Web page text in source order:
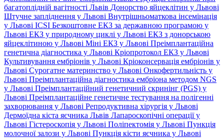
багатоплідній вагітності Львів Донорство яйцеклітин у Львові
Штучне запліднення у Львові Внутрішньоматкова інсемінація
у Львові ICSI Безкоштовне ЕКЗ за державною програмою у
Львові ЕКЗ у природному циклі у Львові ЕКЗ з донорською
яйцеклітиною у Львові Міні ЕКЗ у Львові Преімплантаційна
генетична діагностика у Львові Кріопротокол ЕКЗ у Львові
Культивування ембріонів у Львові Кріоконсервація ембріонів у
Львові Сурогатне материнство у Львові Онкофертильність у
Львові Преімплантаційна діагностика ембріона методом NGS
у Львові Преімплантаційний генетичний скринінг (PGS) у
Львові Преімплантаційне генетичне тестування на полігенні
захворювання у Львові Репродуктивна хірургія у Львові
Дермоїдна кіста яєчника Львів Лапароскопічні операції у
Львові Гістероскопія у Львові Поліпектомія у Львові Пункція
молочної залози у Львові Пункція кісти яєчника у Львові